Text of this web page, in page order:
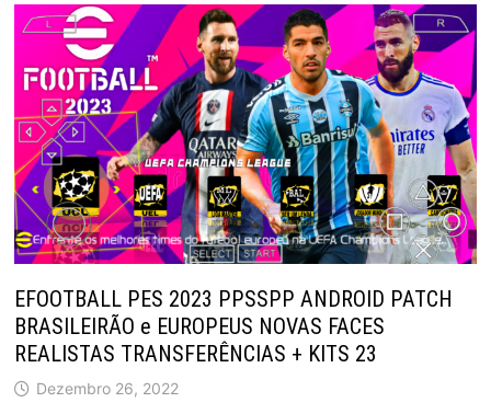
EFOOTBALL PES 2023 PPSSPP ANDROID PATCH
BRASILEIRÃO e EUROPEUS NOVAS FACES
REALISTAS TRANSFERÊNCIAS + KITS 23
Dezembro 26, 2022